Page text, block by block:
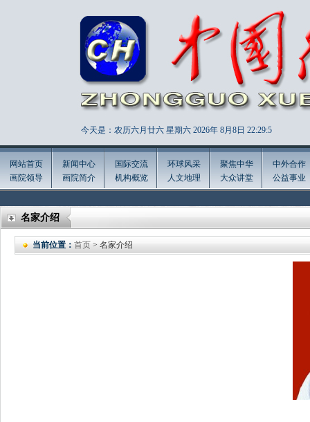
今天是：农历六月廿六 星期六 2026年 8月8日 22:29:7
网站首页
画院领导
新闻中心
画院简介
国际交流
机构概览
环球风采
人文地理
聚焦中华
大众讲堂
中外合作
公益事业
名家介绍
当前位置： 首页 > 名家介绍